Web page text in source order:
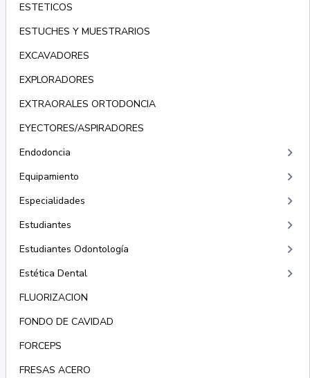
ESTETICOS
ESTUCHES Y MUESTRARIOS
EXCAVADORES
EXPLORADORES
EXTRAORALES ORTODONCIA
EYECTORES/ASPIRADORES
Endodoncia
keyboard_arrow_right
Equipamiento keyboard_arrow_right
Especialidades keyboard_arrow_right
Estudiantes keyboard_arrow_right
Estudiantes Odontología keyboard_arrow_right
Estética Dental keyboard_arrow_right
FLUORIZACION
FONDO DE CAVIDAD
FORCEPS
FRESAS ACERO